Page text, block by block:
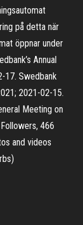
på detta när
öppnar under
Annual
17. Swedbank
2021-02-15.
Meeting on
466
and videos